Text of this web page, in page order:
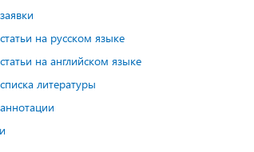
на русском языке
на английском языке
литературы